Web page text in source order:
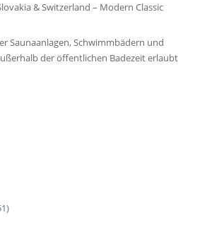
& Switzerland – Modern Classic
Saunaanlagen, Schwimmbädern und
der öffentlichen Badezeit erlaubt